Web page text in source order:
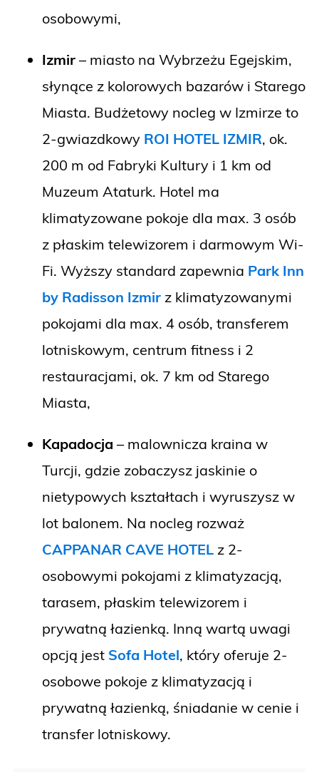
osobowymi,
Izmir – miasto na Wybrzeżu Egejskim,
słynące z kolorowych bazarów i Starego
Miasta. Budżetowy nocleg w Izmirze to
2-gwiazdkowy ROI HOTEL IZMIR, ok.
200 m od Fabryki Kultury i 1 km od
Muzeum Ataturk. Hotel ma
klimatyzowane pokoje dla max. 3 osób
z płaskim telewizorem i darmowym Wi-
Fi. Wyższy standard zapewnia Park Inn
by Radisson Izmir z klimatyzowanymi
pokojami dla max. 4 osób, transferem
lotniskowym, centrum fitness i 2
restauracjami, ok. 7 km od Starego
Miasta,
Kapadocja – malownicza kraina w
Turcji, gdzie zobaczysz jaskinie o
nietypowych kształtach i wyruszysz w
lot balonem. Na nocleg rozważ
CAPPANAR CAVE HOTEL z 2-
osobowymi pokojami z klimatyzacją,
tarasem, płaskim telewizorem i
prywatną łazienką. Inną wartą uwagi
opcją jest Sofa Hotel, który oferuje 2-
osobowe pokoje z klimatyzacją i
prywatną łazienką, śniadanie w cenie i
transfer lotniskowy.